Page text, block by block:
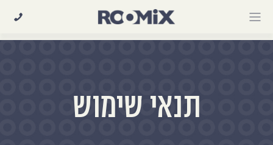
content
תנאי שימוש